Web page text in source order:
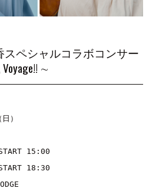
スペシャルコラボコンサー
Voyage!! ∼
）
15:00
18:30